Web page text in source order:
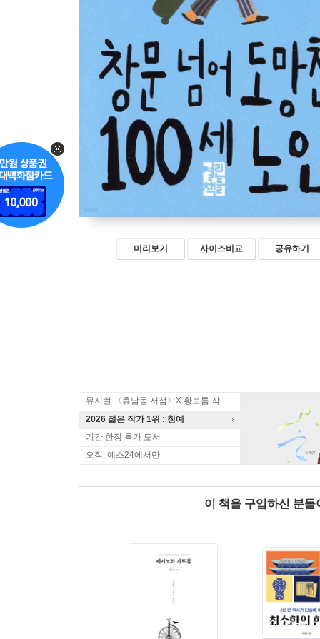
미리보기 사이즈비교 공유하기
뮤지컬 〈휴남동 서점〉X 황보름 작가 북토크
2026 젊은 작가 1위 : 청예
기간 한정 특가 도서
오직, 예스24에서만
이 책을 구입하신 분